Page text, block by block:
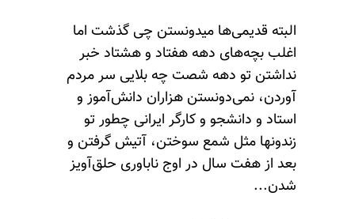
البته قدیمی‌ها میدونستن چی گذشت اما
اغلب بچه‌های دهه هفتاد و هشتاد خبر
نداشتن تو دهه شصت چه بلایی سر مردم
آوردن، نمی‌دونستن هزاران دانش‌آموز و
استاد و دانشجو و کارگر ایرانی چطور تو
زندونها مثل شمع سوختن، آتیش گرفتن و
بعد از هفت سال در اوج ناباوری حلق‌آویز
شدن...